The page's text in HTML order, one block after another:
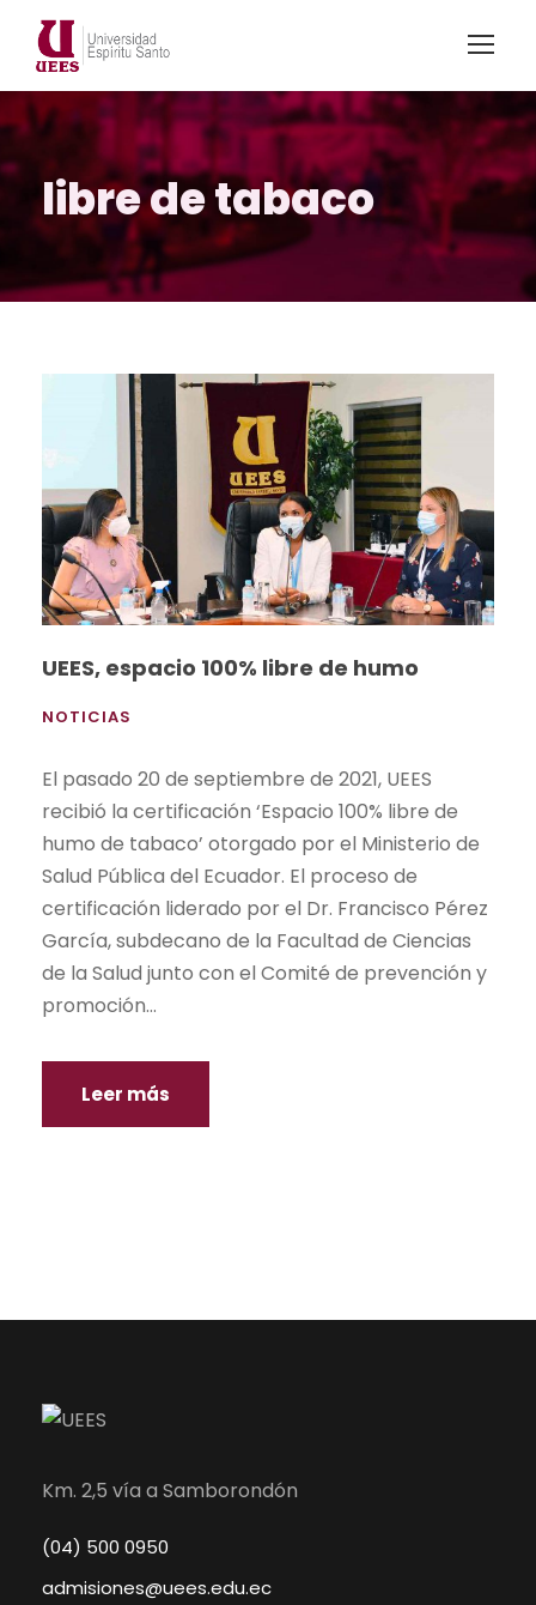
libre de tabaco
UEES, espacio 100% libre de humo
NOTICIAS
El pasado 20 de septiembre de 2021, UEES
recibió la certificación ‘Espacio 100% libre de
humo de tabaco’ otorgado por el Ministerio de
Salud Pública del Ecuador. El proceso de
certificación liderado por el Dr. Francisco Pérez
García, subdecano de la Facultad de Ciencias
de la Salud junto con el Comité de prevención y
promoción...
Leer más
Km. 2,5 vía a Samborondón
(04) 500 0950
admisiones@uees.edu.ec